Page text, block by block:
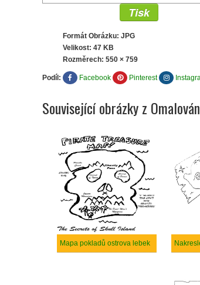
Tisk
Formát Obrázku: JPG
Velikost: 47 KB
Rozměrech: 550 × 759
Podíl: Facebook Pinterest
Související obrázky z
Mapa pokladů ostrova lebek